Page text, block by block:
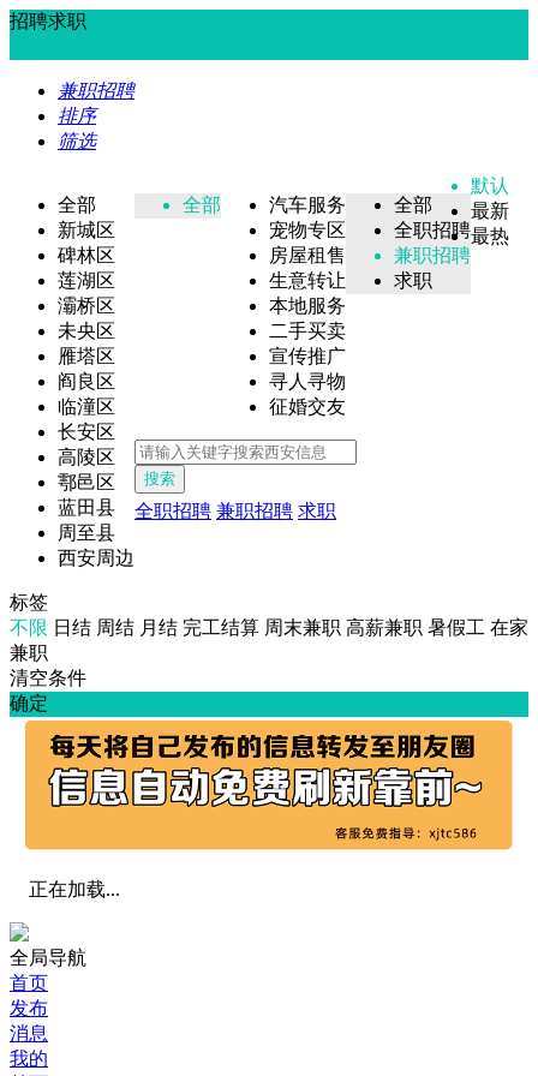
招聘求职
兼职招聘
排序
筛选
全部
新城区
碑林区
莲湖区
灞桥区
未央区
雁塔区
阎良区
临潼区
长安区
高陵区
鄠邑区
蓝田县
周至县
西安周边
全部
汽车服务
宠物专区
房屋租售
生意转让
本地服务
二手买卖
宣传推广
寻人寻物
征婚交友
全部
全职招聘
兼职招聘
求职
默认
最新
最热
标签
不限 日结 周结 月结 完工结算 周末兼职 高薪兼职 暑假工 在家
兼职
清空条件
确定
搜索
全职招聘 兼职招聘 求职
正在加载...
全局导航
首页
发布
消息
我的